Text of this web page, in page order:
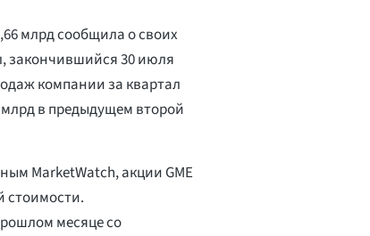
млрд сообщила о своих
закончившийся 30 июля
компании за квартал
в предыдущем второй
MarketWatch, акции GME
стоимости.
месяце со